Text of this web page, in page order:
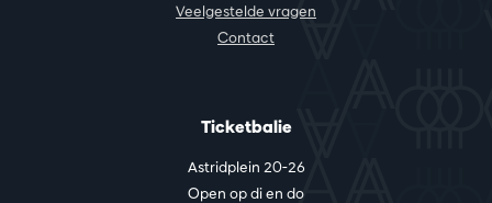
Veelgestelde vragen
Contact
Ticketbalie
Astridplein 20-26
Open op di en do